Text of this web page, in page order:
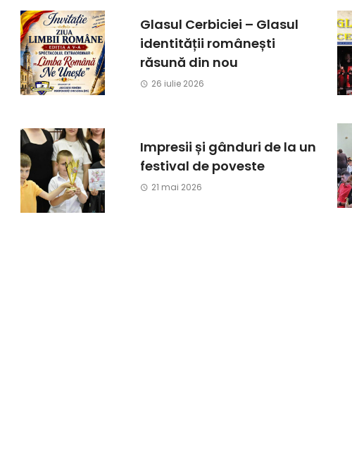
Glasul Cerbiciei – Glasul
identității românești
răsună din nou
26 iulie 2026
Impresii și gânduri de la un
festival de poveste
21 mai 2026